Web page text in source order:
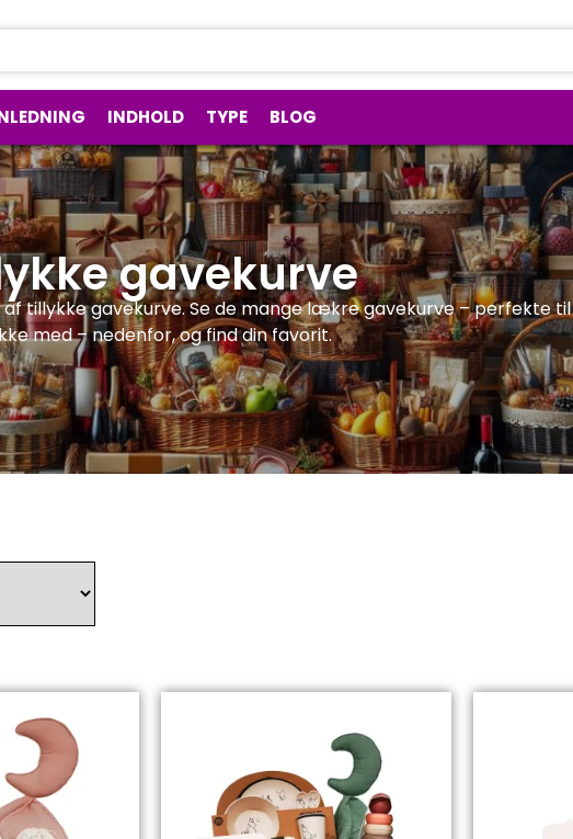
INDHOLD TYPE BLOG
gavekurve
tillykke gavekurve. Se de mange lækre gavekurve – perfekte
med – nedenfor, og find din favorit.